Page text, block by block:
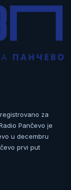
za
Pančevo je
u decembru
prvi put